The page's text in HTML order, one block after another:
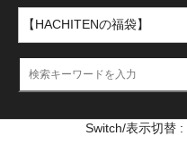
Switch/表示切替 :